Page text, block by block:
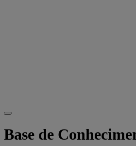
Base de